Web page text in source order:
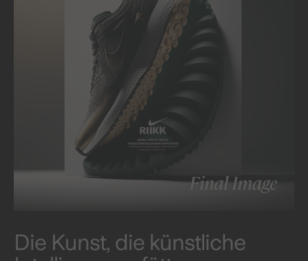
Die Kunst, die künstliche